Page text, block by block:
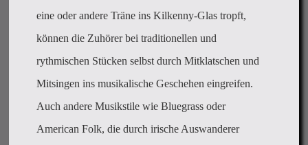
eine oder andere Träne ins Kilkenny-Glas tropft,
können die Zuhörer bei traditionellen und
rythmischen Stücken selbst durch Mitklatschen und
Mitsingen ins musikalische Geschehen eingreifen.
Auch andere Musikstile wie Bluegrass oder
American Folk, die durch irische Auswanderer